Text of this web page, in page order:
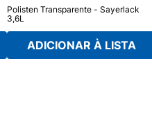
Polisten Transparente - Sayerlack
3,6L
ADICIONAR À LISTA